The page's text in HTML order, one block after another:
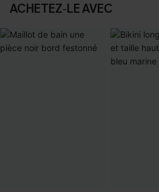
ACHETEZ‑LE AVEC